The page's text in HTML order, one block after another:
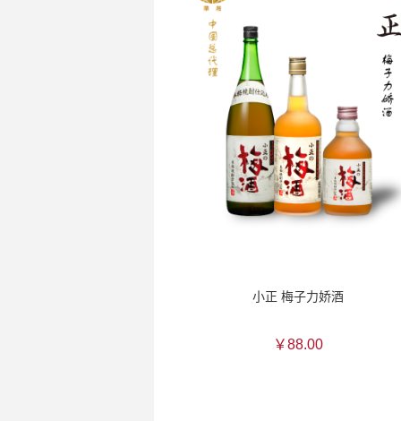
小正 梅子力娇酒
￥88.00